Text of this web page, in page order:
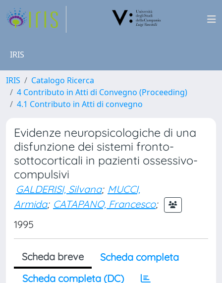
IRIS
IRIS
Catalogo Ricerca
4 Contributo in Atti di Convegno (Proceeding)
4.1 Contributo in Atti di convegno
Evidenze neuropsicologiche di una
disfunzione dei sistemi fronto-
sottocorticali in pazienti ossessivo-
compulsivi
GALDERISI, Silvana; MUCCI,
Armida; CATAPANO, Francesco;
1995
Scheda breve
Scheda completa
Scheda completa (DC)